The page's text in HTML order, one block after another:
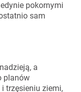
pokornymi
sam
a
planów
trzęsieniu ziemi,